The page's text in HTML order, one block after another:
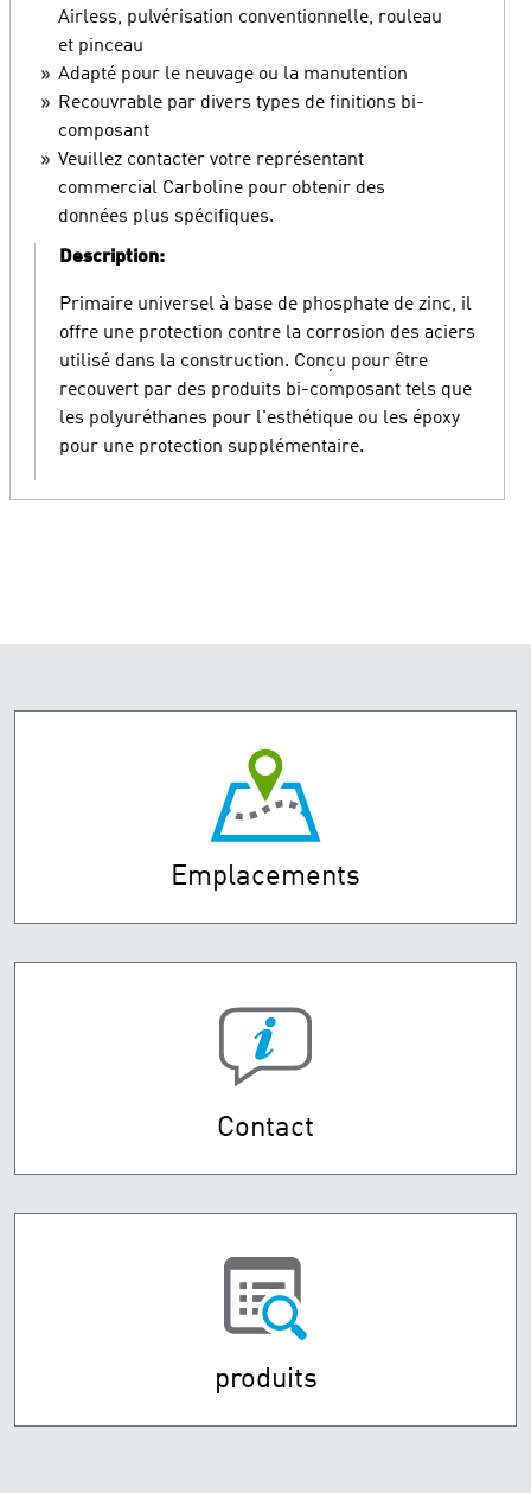
Airless, pulvérisation conventionnelle, rouleau
et pinceau
Adapté pour le neuvage ou la manutention
Recouvrable par divers types de finitions bi-
composant
Veuillez contacter votre représentant
commercial Carboline pour obtenir des
données plus spécifiques.
Description:
Primaire universel à base de phosphate de zinc, il
offre une protection contre la corrosion des aciers
utilisé dans la construction. Conçu pour être
recouvert par des produits bi-composant tels que
les polyuréthanes pour l'esthétique ou les époxy
pour une protection supplémentaire.
Emplacements
Contact
produits